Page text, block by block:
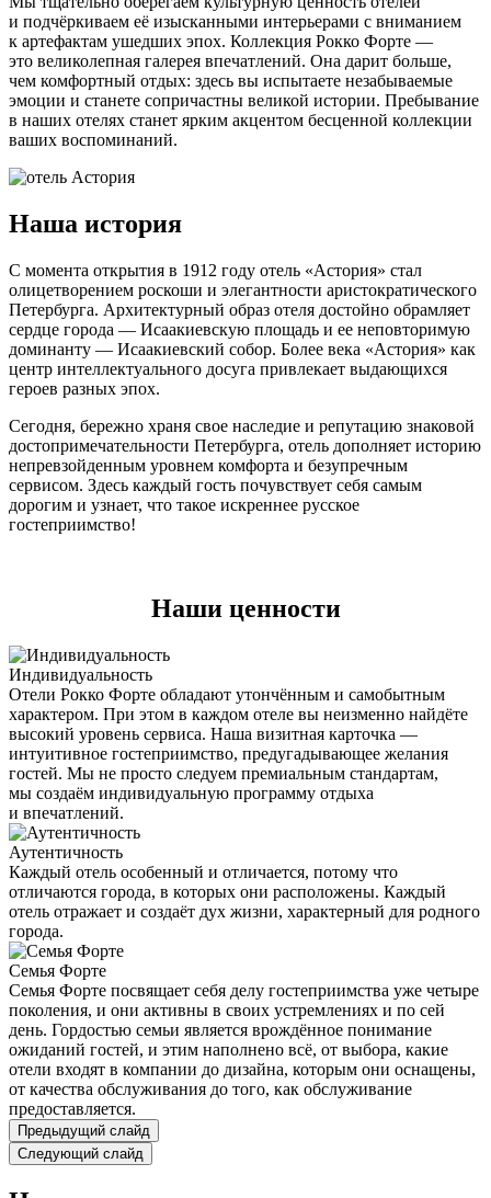
и подчёркиваем её изысканными интерьерами с вниманием
к артефактам ушедших эпох. Коллекция Рокко Форте —
это великолепная галерея впечатлений. Она дарит больше,
чем комфортный отдых: здесь вы испытаете незабываемые
эмоции и станете сопричастны великой истории. Пребывание
в наших отелях станет ярким акцентом бесценной коллекции
ваших воспоминаний.
Наша история
С момента открытия в 1912 году отель «Астория» стал
олицетворением роскоши и элегантности аристократического
Петербурга. Архитектурный образ отеля достойно обрамляет
сердце города — Исаакиевскую площадь и ее неповторимую
доминанту — Исаакиевский собор. Более века «Астория» как
центр интеллектуального досуга привлекает выдающихся
героев разных эпох.
Сегодня, бережно храня свое наследие и репутацию знаковой
достопримечательности Петербурга, отель дополняет историю
непревзойденным уровнем комфорта и безупречным
сервисом. Здесь каждый гость почувствует себя самым
дорогим и узнает, что такое искреннее русское
гостеприимство!
Наши ценности
Индивидуальность
Отели Рокко Форте обладают утончённым и самобытным
характером. При этом в каждом отеле вы неизменно найдёте
высокий уровень сервиса. Наша визитная карточка —
интуитивное гостеприимство, предугадывающее желания
гостей. Мы не просто следуем премиальным стандартам,
мы создаём индивидуальную программу отдыха
и впечатлений.
Аутентичность
Каждый отель особенный и отличается, потому что
отличаются города, в которых они расположены. Каждый
отель отражает и создаёт дух жизни, характерный для родного
города.
Семья Форте
Семья Форте посвящает себя делу гостеприимства уже четыре
поколения, и они активны в своих устремлениях и по сей
день. Гордостью семьи является врождённое понимание
ожиданий гостей, и этим наполнено всё, от выбора, какие
отели входят в компании до дизайна, которым они оснащены,
от качества обслуживания до того, как обслуживание
предоставляется.
Предыдущий слайд
Следующий слайд